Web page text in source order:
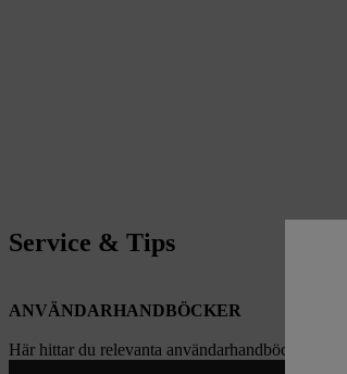
Service & Tips
ANVÄNDARHANDBÖCKER
Här hittar du relevanta användarhandböcker för